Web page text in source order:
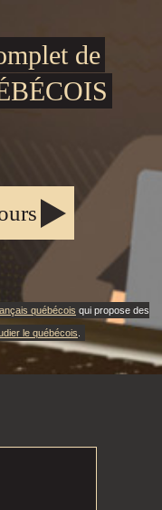
de
québécois qui propose des
le québécois